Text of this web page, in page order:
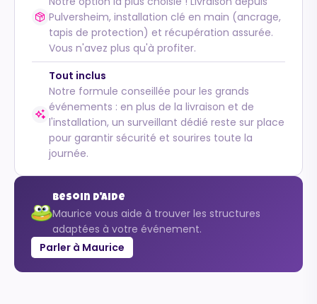
Pulversheim, installation clé en main (ancrage,
tapis de protection) et récupération assurée.
Vous n'avez plus qu'à profiter.
Tout inclus
Notre formule conseillée pour les grands
événements : en plus de la livraison et de
l'installation, un surveillant dédié reste sur place
pour garantir sécurité et sourires toute la
journée.
Besoin d'aide
Maurice vous aide à trouver les structures
adaptées à votre événement.
Parler à Maurice